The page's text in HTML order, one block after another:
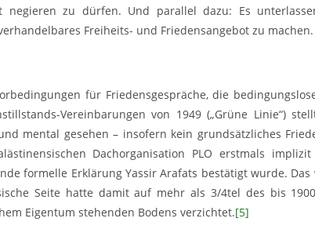
negieren zu dürfen. Und parallel dazu: Es
Freiheits- und Friedensangebot zu machen.
für Friedensgespräche, die
Vereinbarungen von 1949 („Grüne Linie“)
mental gesehen – insofern kein grundsätzliches
Dachorganisation PLO erstmals
formelle Erklärung Yassir Arafats bestätigt wurde.
Seite hatte damit auf mehr als 3/4tel des bis
Eigentum stehenden Bodens verzichtet.[5]